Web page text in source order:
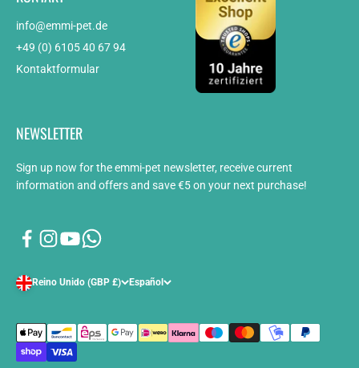
info@emmi-pet.de
+49 (0) 6105 40 67 94
Kontaktformular
NEWSLETTER
Sign up now for the emmi-pet newsletter, receive current
information and offers and save €5 on your next purchase!
Reino Unido (GBP £) Español